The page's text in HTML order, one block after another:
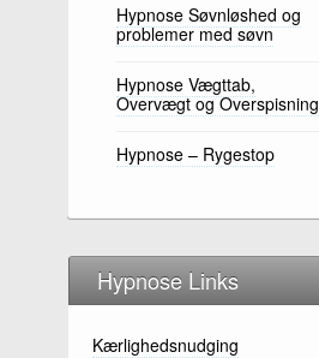
Hypnose Søvnløshed og
problemer med søvn
Hypnose Vægttab,
Overvægt og Overspisning
Hypnose – Rygestop
Hypnose Links
Kærlighedsnudging